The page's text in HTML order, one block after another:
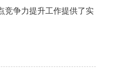
竞争力提升工作提供了实